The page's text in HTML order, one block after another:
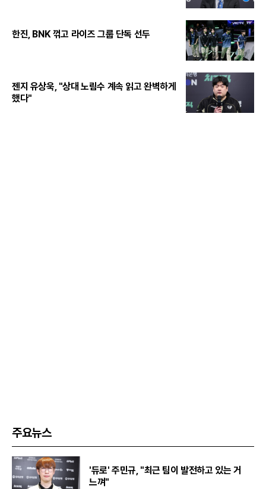
한진, BNK 꺾고 라이즈 그룹 단독 선두
젠지 유상욱, "상대 노림수 계속 읽고 완벽하게
했다"
주요뉴스
'듀로' 주민규, "최근 팀이 발전하고 있는 거
느껴"